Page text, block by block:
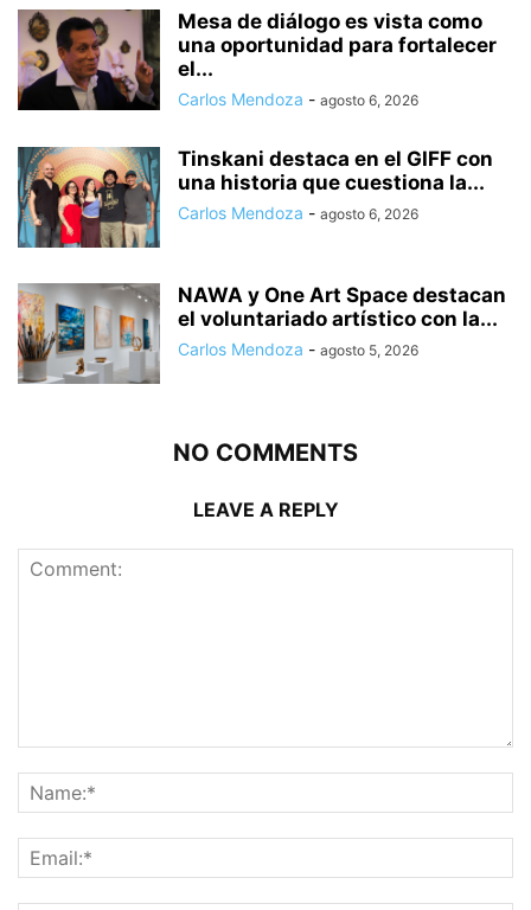
Mesa de diálogo es vista como
una oportunidad para fortalecer
el...
Carlos Mendoza - agosto 6, 2026
Tinskani destaca en el GIFF con
una historia que cuestiona la...
Carlos Mendoza - agosto 6, 2026
NAWA y One Art Space destacan
el voluntariado artístico con la...
Carlos Mendoza - agosto 5, 2026
NO COMMENTS
LEAVE A REPLY